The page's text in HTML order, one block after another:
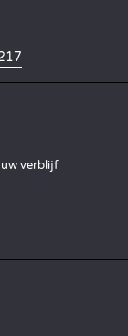
verblijf